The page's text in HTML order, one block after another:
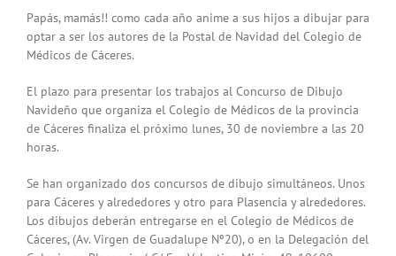
Papás, mamás!! como cada año anime a sus hijos a dibujar para
optar a ser los autores de la Postal de Navidad del Colegio de
Médicos de Cáceres.
El plazo para presentar los trabajos al Concurso de Dibujo
Navideño que organiza el Colegio de Médicos de la provincia
de Cáceres finaliza el próximo lunes, 30 de noviembre a las 20
horas.
Se han organizado dos concursos de dibujo simultáneos. Unos
para Cáceres y alrededores y otro para Plasencia y alrededores.
Los dibujos deberán entregarse en el Colegio de Médicos de
Cáceres, (Av. Virgen de Guadalupe Nº20), o en la Delegación del